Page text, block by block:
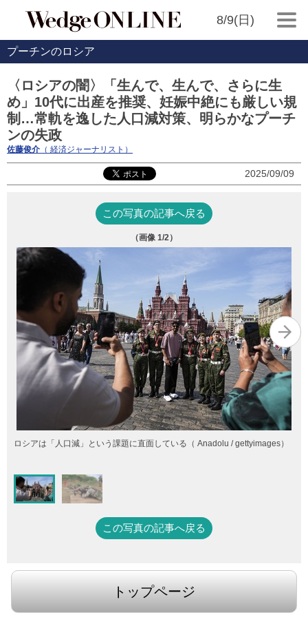
8/9(日)
プーチンのロシア
〈ロシアの闇〉「生んで、生んで、さらに生
め」10代に出産を推奨、妊娠中絶にも厳しい規
制…常軌を逸した人口減対策、明らかなプーチ
ンの失政
佐藤俊介 （ 経済ジャーナリスト）
2025/09/09
この写真の記事へ戻る
（画像 1/2）
ロシアは「人口減」という課題に直面している（ Anadolu / gettyimages）
この写真の記事へ戻る
トップページ